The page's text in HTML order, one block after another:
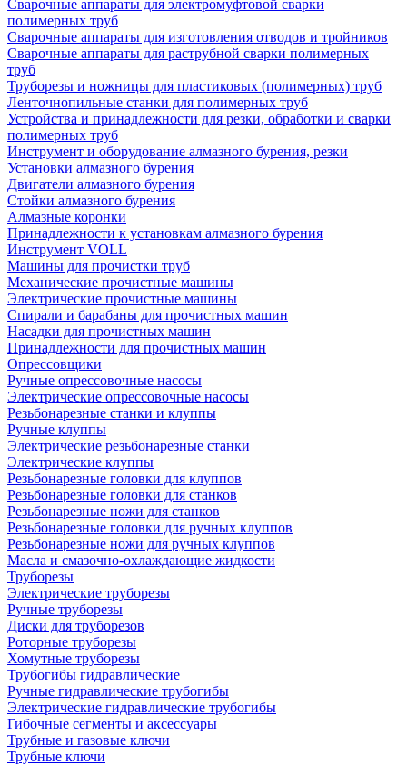
Сварочные аппараты для электромуфтовой сварки
полимерных труб
Сварочные аппараты для изготовления отводов и тройников
Сварочные аппараты для раструбной сварки полимерных
труб
Труборезы и ножницы для пластиковых (полимерных) труб
Ленточнопильные станки для полимерных труб
Устройства и принадлежности для резки, обработки и сварки
полимерных труб
Инструмент и оборудование алмазного бурения, резки
Установки алмазного бурения
Двигатели алмазного бурения
Стойки алмазного бурения
Алмазные коронки
Принадлежности к установкам алмазного бурения
Инструмент VOLL
Машины для прочистки труб
Механические прочистные машины
Электрические прочистные машины
Спирали и барабаны для прочистных машин
Насадки для прочистных машин
Принадлежности для прочистных машин
Опрессовщики
Ручные опрессовочные насосы
Электрические опрессовочные насосы
Резьбонарезные станки и клуппы
Ручные клуппы
Электрические резьбонарезные станки
Электрические клуппы
Резьбонарезные головки для клуппов
Резьбонарезные головки для станков
Резьбонарезные ножи для станков
Резьбонарезные головки для ручных клуппов
Резьбонарезные ножи для ручных клуппов
Масла и смазочно-охлаждающие жидкости
Труборезы
Электрические труборезы
Ручные труборезы
Диски для труборезов
Роторные труборезы
Хомутные труборезы
Трубогибы гидравлические
Ручные гидравлические трубогибы
Электрические гидравлические трубогибы
Гибочные сегменты и аксессуары
Трубные и газовые ключи
Трубные ключи